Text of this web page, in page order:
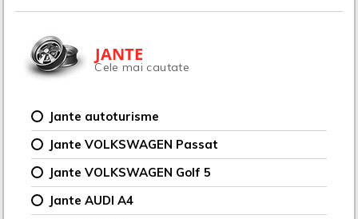
JANTE
Cele mai cautate
Jante autoturisme
Jante VOLKSWAGEN Passat
Jante VOLKSWAGEN Golf 5
Jante AUDI A4